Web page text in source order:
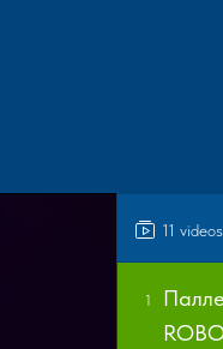
11 videos
1